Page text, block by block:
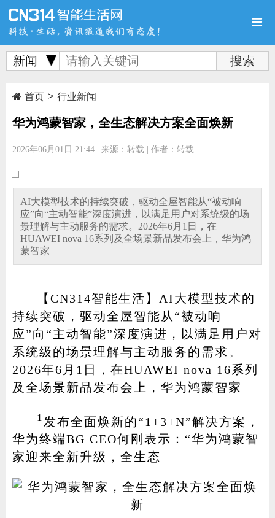
首页
图赏
家电 技巧 作者
登录 注册
新闻
首页> 行业新闻
华为鸿蒙智家，全生态解决方案全面焕新
2026年06月01日 21:44| 来源：转载 | 作者：转载
AI大模型技术的持续突破，驱动全屋智能从“被动响
应”向“主动智能”深度演进，以满足用户对系统级的场
景理解与主动服务的需求。2026年6月1日，在
HUAWEI nova 16系列及全场景新品发布会上，华为鸿
蒙智家
【CN314智能生活】AI大模型技术的
持续突破，驱动全屋智能从“被动响
应”向“主动智能”深度演进，以满足用户对
系统级的场景理解与主动服务的需求。
2026年6月1日，在HUAWEI nova 16系列
及全场景新品发布会上，华为鸿蒙智家
1 发布全面焕新的“1+3+N”解决方案，
华为终端BG CEO何刚表示：“华为鸿蒙智
家迎来全新升级，全生态